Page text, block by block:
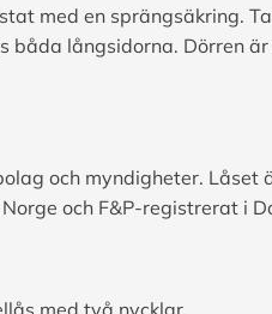
med en sprängsäkring.
båda långsidorna. Dörren
och myndigheter. Låset
och F&P-registrerat i